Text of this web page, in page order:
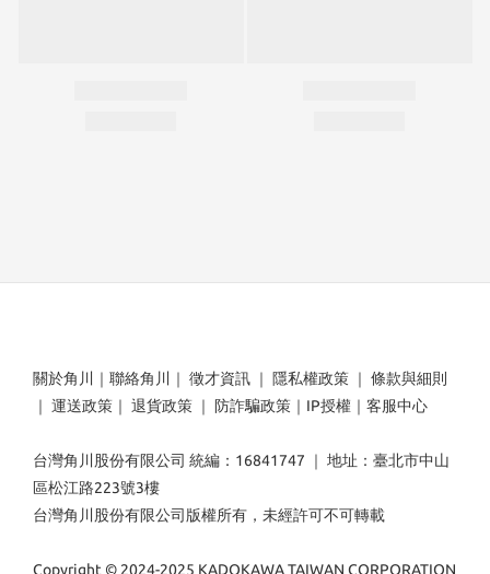
關於角川 ｜ 聯絡角川 ｜ 徵才資訊 ｜ 隱私權政策 ｜ 條款與細則
｜ 運送政策 ｜ 退貨政策 ｜ 防詐騙政策 ｜ IP授權 ｜ 客服中心
台灣角川股份有限公司 統編：16841747 ｜ 地址：臺北市中山
區松江路223號3樓
台灣角川股份有限公司版權所有，未經許可不可轉載
Copyright © 2024-2025 KADOKAWA TAIWAN CORPORATION